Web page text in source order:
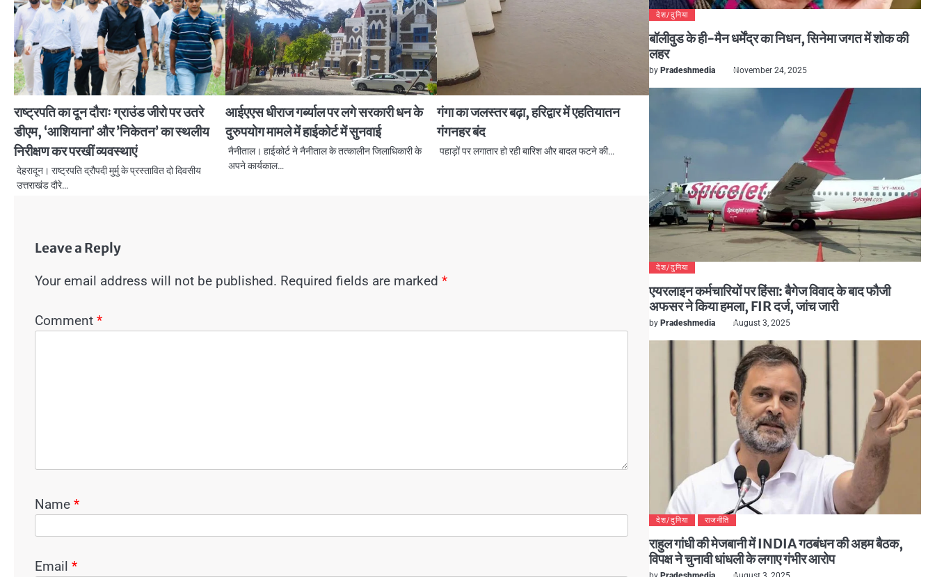
राष्ट्रपति का दून दौराः ग्राउंड जीरो पर उतरे
डीएम, ‘आशियाना’ और ’निकेतन’ का स्थलीय
निरीक्षण कर परखीं व्यवस्थाएं
देहरादून। राष्ट्रपति द्रौपदी मुर्मु के प्रस्तावित दो दिवसीय
उत्तराखंड दौरे…
आईएएस धीराज गर्ब्याल पर लगे सरकारी धन के
दुरुपयोग मामले में हाईकोर्ट में सुनवाई
नैनीताल। हाईकोर्ट ने नैनीताल के तत्कालीन जिलाधिकारी के
अपने कार्यकाल…
गंगा का जलस्तर बढ़ा, हरिद्वार में एहतियातन
गंगनहर बंद
पहाड़ों पर लगातार हो रही बारिश और बादल फटने की…
Leave a Reply
Your email address will not be published. Required fields are marked *
Comment *
Name *
Email *
देश/दुनिया
बॉलीवुड के ही-मैन धर्मेंद्र का निधन, सिनेमा जगत में शोक की
लहर
by Pradeshmedia November 24, 2025
देश/दुनिया
एयरलाइन कर्मचारियों पर हिंसा: बैगेज विवाद के बाद फौजी
अफसर ने किया हमला, FIR दर्ज, जांच जारी
by Pradeshmedia August 3, 2025
देश/दुनिया राजनीति
राहुल गांधी की मेजबानी में INDIA गठबंधन की अहम बैठक,
विपक्ष ने चुनावी धांधली के लगाए गंभीर आरोप